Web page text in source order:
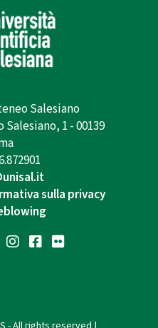
Salesiano
1 - 00139
sulla privacy